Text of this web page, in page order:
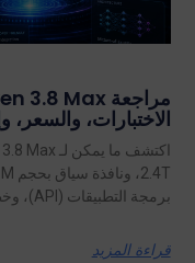
الاختبارات،
برمجة التطبيقات (API)، وخطط الاشتراك المفتوحة قبل أن تقرر التبديل.
قراءة المزيد